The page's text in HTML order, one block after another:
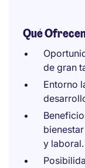
Qué
de gran
Entorno
y laboral.